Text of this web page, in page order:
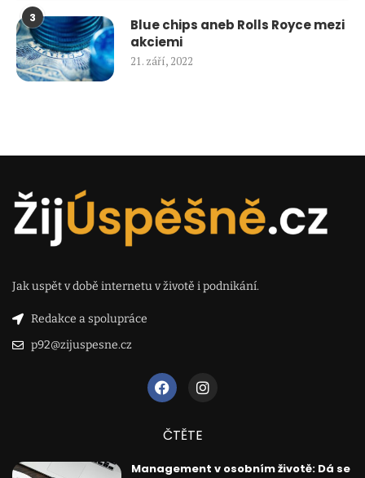
3
Blue chips aneb Rolls Royce mezi
akciemi
21. září, 2022
Jak uspět v době internetu v životě i podnikání.
Redakce a spolupráce
p92@zijuspesne.cz
ČTĚTE
Management v osobním životě: Dá se